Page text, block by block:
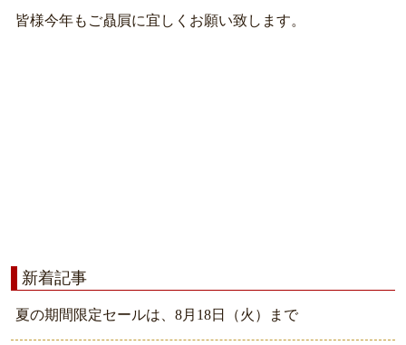
皆様今年もご贔屓に宜しくお願い致します。
新着記事
夏の期間限定セールは、8月18日（火）まで